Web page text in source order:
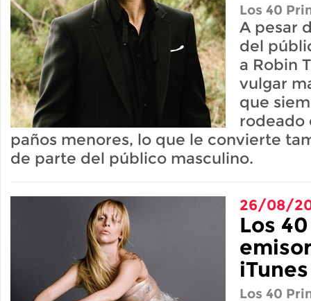
Los 40
A pesar
del
a Robin
vulgar
que
rodeado
paños menores, lo que le convierte
de parte del público masculino.
26/08/
Los
Los 40